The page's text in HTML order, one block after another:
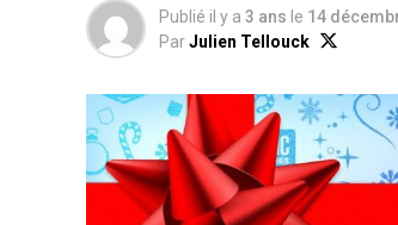
Publié il y a 3 ans le 14
ParJulien Tellouck